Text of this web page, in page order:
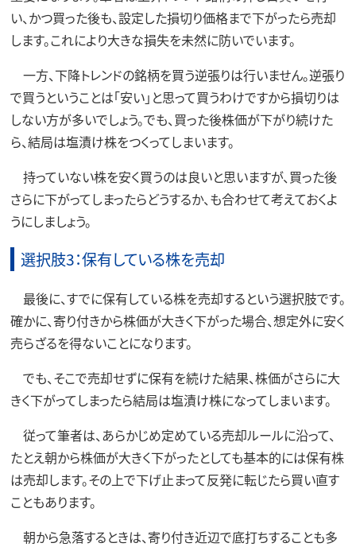
い、かつ買った後も、設定した損切り価格まで下がったら売却
します。これにより大きな損失を未然に防いでいます。
一方、下降トレンドの銘柄を買う逆張りは行いません。逆張り
で買うということは「安い」と思って買うわけですから損切りは
しない方が多いでしょう。でも、買った後株価が下がり続けた
ら、結局は塩漬け株をつくってしまいます。
持っていない株を安く買うのは良いと思いますが、買った後
さらに下がってしまったらどうするか、も合わせて考えておくよ
うにしましょう。
選択肢3：保有している株を売却
最後に、すでに保有している株を売却するという選択肢です。
確かに、寄り付きから株価が大きく下がった場合、想定外に安く
売らざるを得ないことになります。
でも、そこで売却せずに保有を続けた結果、株価がさらに大
きく下がってしまったら結局は塩漬け株になってしまいます。
従って筆者は、あらかじめ定めている売却ルールに沿って、
たとえ朝から株価が大きく下がったとしても基本的には保有株
は売却します。その上で下げ止まって反発に転じたら買い直す
こともあります。
朝から急落するときは、寄り付き近辺で底打ちすることも多